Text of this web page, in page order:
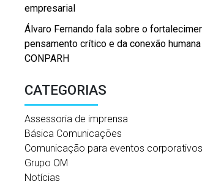
empresarial
Álvaro Fernando fala sobre o
pensamento crítico e da conexão humana
CONPARH
CATEGORIAS
Assessoria de imprensa
Básica Comunicações
Comunicação para eventos corporativos
Grupo OM
Notícias